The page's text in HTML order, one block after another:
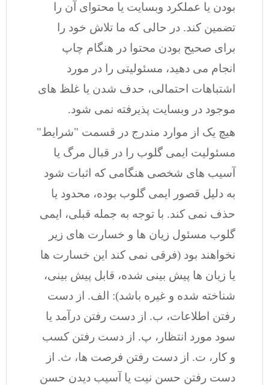
بودن یا عملکرد وبسایت یا محتوای آن را
تضمین کند. در حالی که ما تلاش خود را
برای صحیح بودن محتوا در هنگام چاپ
انجام می دهید، مسئولیتی را در مورد
اشتباهات احتمالی، حدف شدن یا غلظ های
موجود در وبسایت پذیرفته نمی شود.
هیچ یک از موارد مندرج در قسمت "شرایط"
مسئولیت ایمی گلوب را در قبال مرگ یا
آسیب های شخصی هنگامی که اثبات شود
به دلیل قصور ایمی گلوب بوده، محدود یا
حذف نمی کند. با توجه به جمله قبلی، ایمی
گلوب مسئول زیان ها و خسارت های زیر
نخواهند بود (فرقی نمی کند این خسارت ها
یا زیان ها پیش بینی شده، قابل پیش بینی،
شناخته شده و غیره باشد): الف. از دست
رفتن اطلاعات، ب. از دست رفتن درآمد یا
سود مورد انتظار، پ. از دست رفتن کسب
و کار، ت. از دست رفتن فرصت ها، ث. از
دست رفتن حسن نیت یا آسیب دیدن حسن